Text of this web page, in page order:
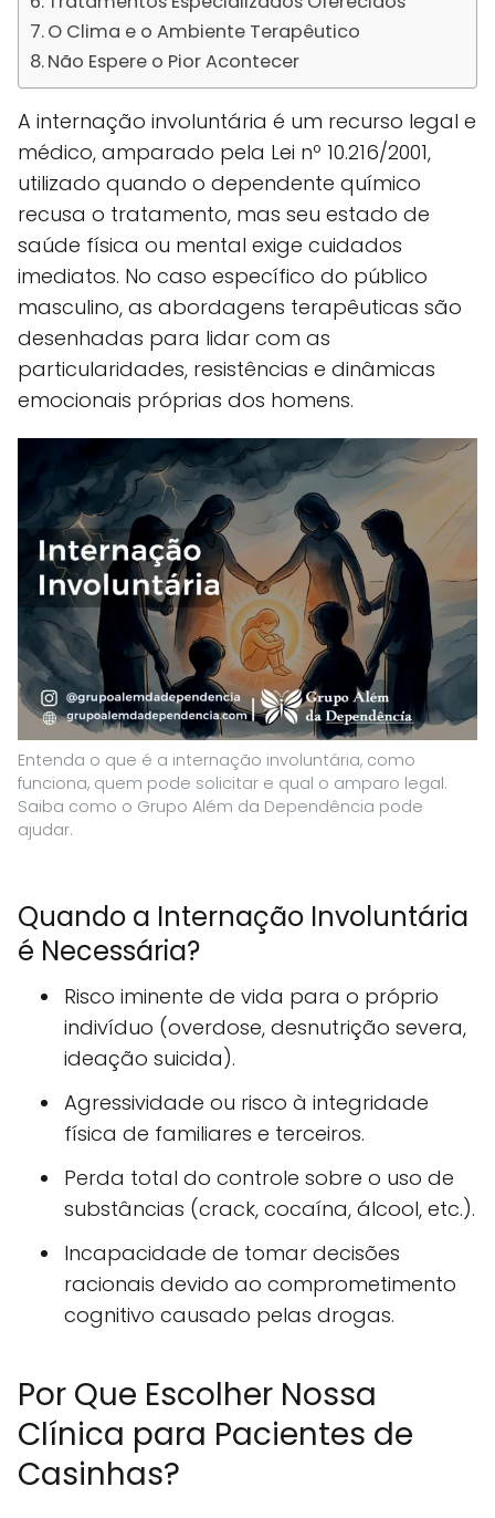
O Clima e o Ambiente Terapêutico
Não Espere o Pior Acontecer
A internação involuntária é um recurso legal e
médico, amparado pela Lei nº 10.216/2001,
utilizado quando o dependente químico
recusa o tratamento, mas seu estado de
saúde física ou mental exige cuidados
imediatos. No caso específico do público
masculino, as abordagens terapêuticas são
desenhadas para lidar com as
particularidades, resistências e dinâmicas
emocionais próprias dos homens.
Entenda o que é a internação involuntária, como
funciona, quem pode solicitar e qual o amparo legal.
Saiba como o Grupo Além da Dependência pode
ajudar.
Quando a Internação Involuntária
é Necessária?
Risco iminente de vida para o próprio
indivíduo (overdose, desnutrição severa,
ideação suicida).
Agressividade ou risco à integridade
física de familiares e terceiros.
Perda total do controle sobre o uso de
substâncias (crack, cocaína, álcool, etc.).
Incapacidade de tomar decisões
racionais devido ao comprometimento
cognitivo causado pelas drogas.
Por Que Escolher Nossa
Clínica para Pacientes de
Casinhas?